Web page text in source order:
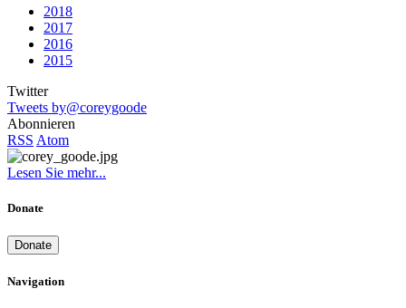
2018
2017
2016
2015
Twitter
Tweets by@coreygoode
Abonnieren
RSS Atom
Lesen Sie mehr...
Donate
Donate
Navigation